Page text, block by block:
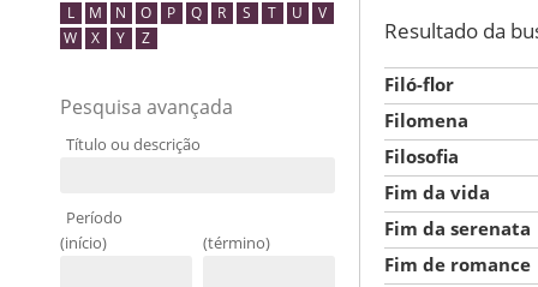
L
M N O P Q R S T U
V
W
X Y Z
Pesquisa avançada
Título ou descrição
Período
(início)
(término)
Resultado da
Filó-flor
Filomena
Filosofia
Fim da vida
Fim da serenata
Fim de romance